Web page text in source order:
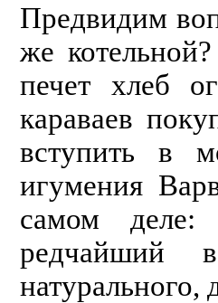
Предвидим
же
печет хлеб
караваев
вступить в
игумения
самом деле:
редчайший
натурального,